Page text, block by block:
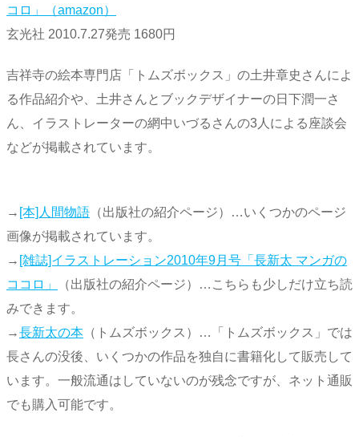
コロ」（amazon）
玄光社 2010.7.27発売 1680円
吉祥寺の絵本専門店「トムズボックス」の土井章史さんによ
る作品紹介や、土井さんとブックデザイナーの日下潤一さ
ん、イラストレーターの網中いづるさんの3人による座談会
などが掲載されています。
→ [本]人間物語 （出版社の紹介ページ）…いくつかのページ
画像が掲載されています。
→ [雑誌]イラストレーション2010年9月号「長新太 マンガの
ココロ」
（出版社の紹介ページ）…こちらも少しだけ立ち読
みできます。
→長新太の本 （トムズボックス）…「トムズボックス」では
長さんの没後、いくつかの作品を独自に書籍化して販売して
います。一般流通はしていないのが残念ですが、ネット通販
でも購入可能です。